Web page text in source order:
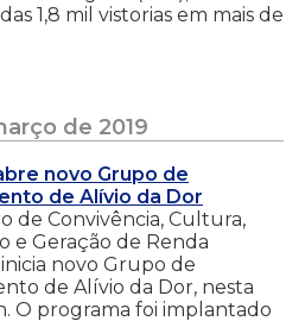
1,8 mil vistorias em mais de
de 2019
novo Grupo de
de Alívio da Dor
de Convivência, Cultura,
e Geração de Renda
novo Grupo de
de Alívio da Dor, nesta
O programa foi implantado